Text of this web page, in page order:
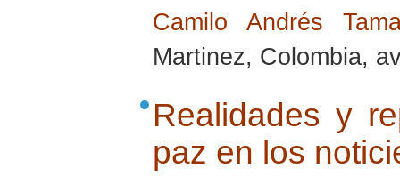
Camilo Andrés
Martinez, Colombia,
Realidades y
paz en los